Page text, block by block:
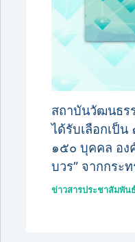
สถาบันวัฒนธ
ได้รับเลือกเป็
๑๕๐ บุคคล อง
บวร” จากกระ
ข่าวสารประชาสัมพัน